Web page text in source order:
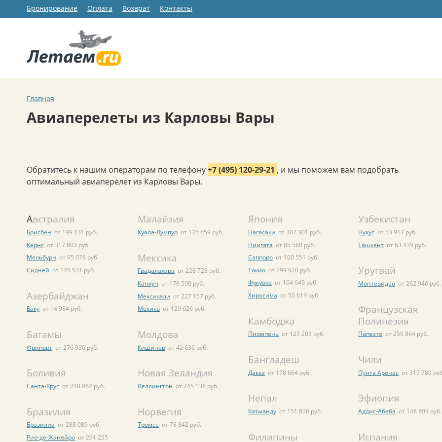
Бронирование Оплата Возврат Контакты
Главная
Авиаперелеты из Карловы Вары
Обратитесь к нашим операторам по телефону+7 (495) 120-29-21 , и мы поможем вам подобрать
оптимальный авиаперелет из Карловы Вары.
Австралия
Брисбен от 199 131 руб.
Кернс от 317 803 руб.
Мельбурн от 95 076 руб.
Сидней от 145 531 руб.
Азербайджан
Баку от 14 984 руб.
Багамы
Фрипорт от 276 936 руб.
Боливия
Санта-Крус от 248 062 руб.
Бразилия
Бразилиа от 288 089 руб.
Рио-де-Жанейро от 291 255
Малайзия
Куала-Лумпур от 175 659 руб.
Мексика
Гвадалахара от 228 728 руб.
Канкун от 178 590 руб.
Мексикали от 227 157 руб.
Мехико от 129 626 руб.
Молдова
Кишинев от 42 636 руб.
Новая Зеландия
Веллингтон от 245 136 руб.
Норвегия
Тромсе от 78 842 руб.
Япония
Нагасаки от 307 301 руб.
Ниигата от 85 580 руб.
Саппоро от 100 551 руб.
Токио от 299 920 руб.
Фукуока от 164 649 руб.
Хиросима от 50 619 руб.
Камбоджа
Пномпень от 123 203 руб.
Бангладеш
Дакка от 178 664 руб.
Непал
Катманду от 151 836 руб.
Филипины
Узбекистан
Нукус от 53 917 руб.
Ташкент от 63 439 руб.
Уругвай
Монтевидео от 262 946 руб.
Французская
Полинезия
Папеэте от 256 864 руб.
Чили
Пунта Аренас от 317 780
Эфиопия
Аддис-Абеба от 148 809 руб.
Испания